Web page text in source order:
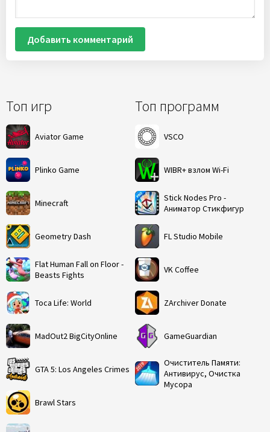
Топ игр
Aviator Game
Plinko Game
Minecraft
Geometry Dash
Flat Human Fall on Floor -
Beasts Fights
Toca Life: World
MadOut2 BigCityOnline
GTA 5: Los Angeles Crimes
Brawl Stars
Топ программ
VSCO
WIBR+ взлом Wi-Fi
Stick Nodes Pro -
Аниматор Стикфигур
FL Studio Mobile
VK Coffee
ZArchiver Donate
GameGuardian
Очиститель Памяти:
Антивирус, Очистка
Мусора
Добавить комментарий